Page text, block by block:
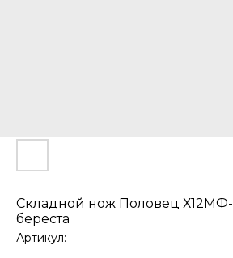
Складной нож Половец
береста
Артикул: